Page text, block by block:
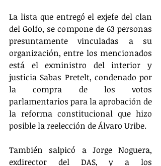
La lista que entregó el exjefe del clan
del Golfo, se compone de 63 personas
presuntamente vinculadas a su
organización, entre los mencionados
está el exministro del interior y
justicia Sabas Pretelt, condenado por
la compra de los votos
parlamentarios para la aprobación de
la reforma constitucional que hizo
posible la reelección de Álvaro Uribe.
También salpicó a Jorge Noguera,
exdirector del DAS, y a los